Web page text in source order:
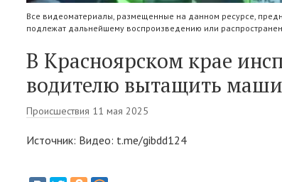
Все видеоматериалы, размещенные на данном ресурсе,
подлежат дальнейшему воспроизведению или
В Красноярском крае
водителю вытащить
Происшествия 11 мая 2025
Источник: Видео: t.me/gibdd124